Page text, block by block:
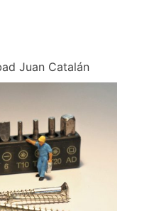
Juan Catalán